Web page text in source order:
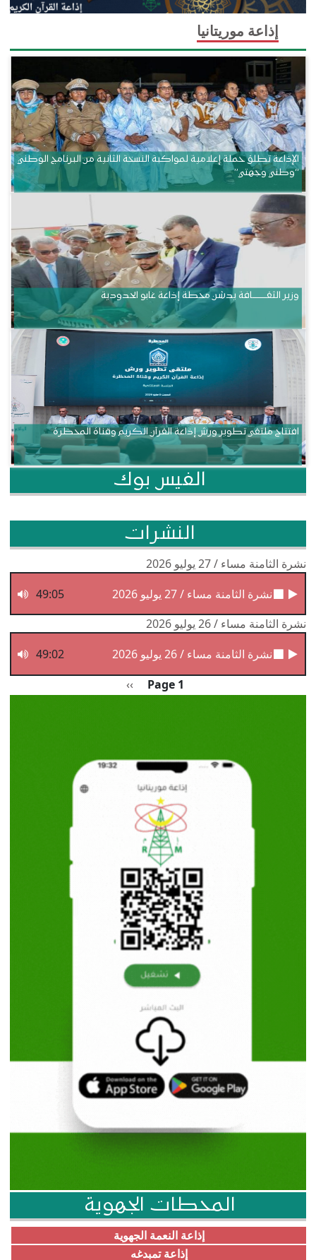
إذاعة موريتانيا
الإذاعة تطلق حملة إعلامية لمواكبة النسخة الثانية من البرنامج الوطني
“وطني وجهتي”
وزير الثقــــــــــافة يدشن محطة إذاعة غابو الحدودية
افتتاح ملتقى تطوير ورش إذاعة القرآن الكريم وقناة المحظرة
الفيس بوك
النشرات
نشرة الثامنة مساء / 27 يوليو 2026
نشرة الثامنة مساء / 27 يوليو 2026
49:05
نشرة الثامنة مساء / 26 يوليو 2026
نشرة الثامنة مساء / 26 يوليو 2026
49:02
Page 1 الصفحة التالية
››
المحطات الجهوية
إذاعة النعمة الجهوية
إذاعة تمبدغه